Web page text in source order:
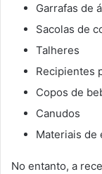
Garrafas de
Sacolas de
Talheres
Recipientes
Copos de
Canudos
Materiais de
No entanto, a